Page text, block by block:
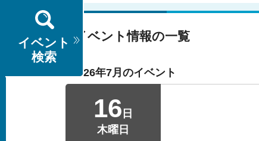
イベント
検索
イベント情報の一覧
2026年7月のイベント
16 日
木曜日